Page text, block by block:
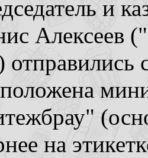
и
отправились
на